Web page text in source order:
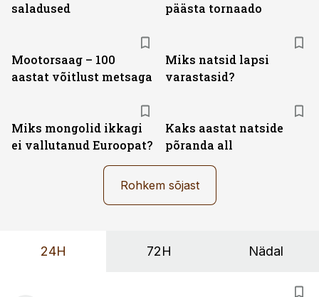
saladused
päästa tornaado
Mootorsaag – 100
aastat võitlust metsaga
Miks natsid lapsi
varastasid?
Miks mongolid ikkagi
ei vallutanud Euroopat?
Kaks aastat natside
põranda all
Rohkem sõjast
24H 72H Nädal